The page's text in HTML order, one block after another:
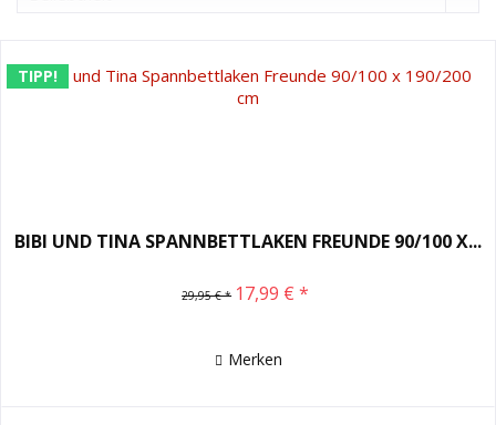
TIPP!
BIBI UND TINA SPANNBETTLAKEN FREUNDE 90/100 X...
29,95 € * 17,99 € *
Merken